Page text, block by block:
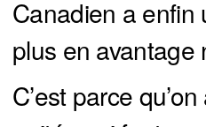
Canadien a enfin
plus en avantage
C’est parce